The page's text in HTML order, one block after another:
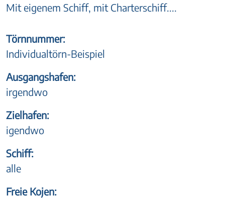
Mit eigenem Schiff, mit Charterschiff....
Törnnummer:
Individualtörn-Beispiel
Ausgangshafen:
irgendwo
Zielhafen:
igendwo
Schiff:
alle
Freie Kojen: